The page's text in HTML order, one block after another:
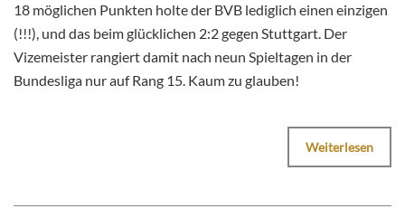
18 möglichen Punkten holte der BVB lediglich einen einzigen
(!!!), und das beim glücklichen 2:2 gegen Stuttgart. Der
Vizemeister rangiert damit nach neun Spieltagen in der
Bundesliga nur auf Rang 15. Kaum zu glauben!
Weiterlesen